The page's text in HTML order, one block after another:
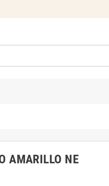
AMARILLO NE